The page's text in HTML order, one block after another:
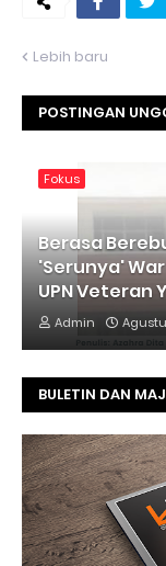
Lebih baru
POSTINGAN
Fokus
Berasa
'Serunya' War
UPN Veteran
Admin
BULETIN DAN